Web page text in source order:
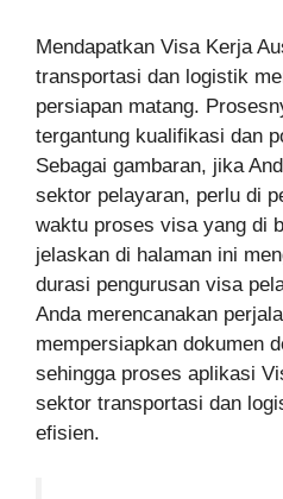
Mendapatkan Visa Kerja
transportasi dan logistik
persiapan matang.
tergantung kualifikasi dan
Sebagai gambaran, jika
sektor pelayaran, perlu di
waktu proses visa yang di
jelaskan di halaman ini
durasi pengurusan visa
Anda merencanakan
mempersiapkan dokumen
sehingga proses aplikasi
sektor transportasi dan
efisien.